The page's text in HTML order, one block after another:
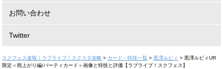
お問い合わせ
Twitter
スクフェス速報｜ラブライブ！スクスタ攻略 > カード・特技一覧 >黒澤ルビィ >黒澤ルビィUR
限定＜雨上がり編/パーティカード＞画像と特技と評価【ラブライブ！スクフェス】